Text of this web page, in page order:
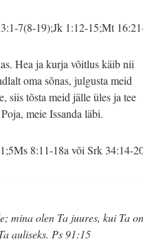
7(8-19);Jk 1:12-15;Mt
Hea ja kurja võitlus käib nii
oma sõnas, julgusta meid
siis tõsta meid jälle üles ja tee
meie Issanda läbi.
8:11-18a või Srk 34:14-
mina olen Ta juures, kui Ta
auliseks. Ps 91:15